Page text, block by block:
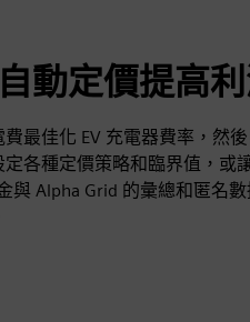
動定價提高利
最佳化 EV 充電器費率，然
各種定價策略和臨界值，或
與 Alpha Grid 的彙總和匿名